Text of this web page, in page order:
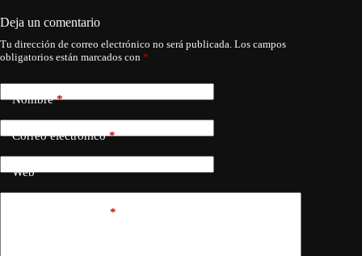
Deja un comentario
Tu dirección de correo electrónico no será publicada. Los campos
obligatorios están marcados con *
Nombre*
Correo electrónico*
Web
*